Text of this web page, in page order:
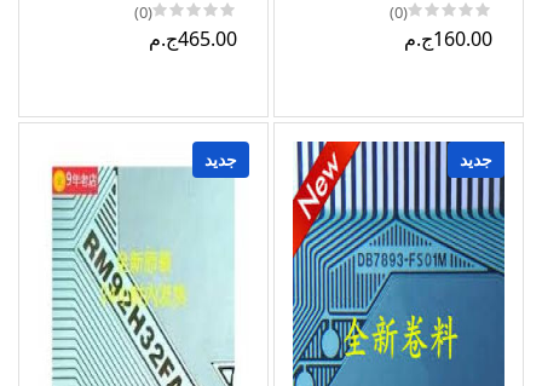
(0)
160.00ج.م
(0)
465.00ج.م
جديد جديد